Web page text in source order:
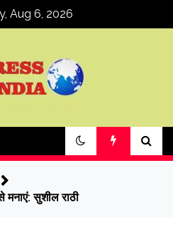
Aug 6, 2026
मनाएं: सुशील राठी